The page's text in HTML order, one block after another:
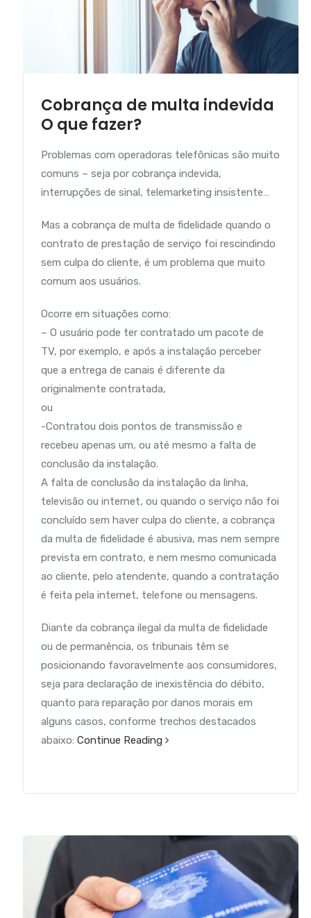
Cobrança de multa indevida
O que fazer?
Problemas com operadoras telefônicas são muito
comuns – seja por cobrança indevida,
interrupções de sinal, telemarketing insistente…
Mas a cobrança de multa de fidelidade quando o
contrato de prestação de serviço foi rescindindo
sem culpa do cliente, é um problema que muito
comum aos usuários.
Ocorre em situações como:
– O usuário pode ter contratado um pacote de
TV, por exemplo, e após a instalação perceber
que a entrega de canais é diferente da
originalmente contratada,
ou
-Contratou dois pontos de transmissão e
recebeu apenas um, ou até mesmo a falta de
conclusão da instalação.
A falta de conclusão da instalação da linha,
televisão ou internet, ou quando o serviço não foi
concluído sem haver culpa do cliente, a cobrança
da multa de fidelidade é abusiva, mas nem sempre
prevista em contrato, e nem mesmo comunicada
ao cliente, pelo atendente, quando a contratação
é feita pela internet, telefone ou mensagens.
Diante da cobrança ilegal da multa de fidelidade
ou de permanência, os tribunais têm se
posicionando favoravelmente aos consumidores,
seja para declaração de inexistência do débito,
quanto para reparação por danos morais em
alguns casos, conforme trechos destacados
abaixo: Continue Reading